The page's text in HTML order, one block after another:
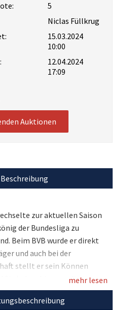
5
Niclas Füllkrug
15.03.2024
10:00
12.04.2024
17:09
Auktionen
Beschreibung
zur aktuellen Saison
der Bundesliga zu
Beim BVB wurde er direkt
und auch bei der
stellt er sein Können
Sie haben hier nun die
Zweck ein tolles
DFB-Stars zu ersteigern: Ein
mehr lesen